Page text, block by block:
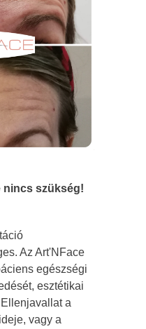
nincs szükség!
Az Art'NFace
egészségi
esztétikai
a
vagy a